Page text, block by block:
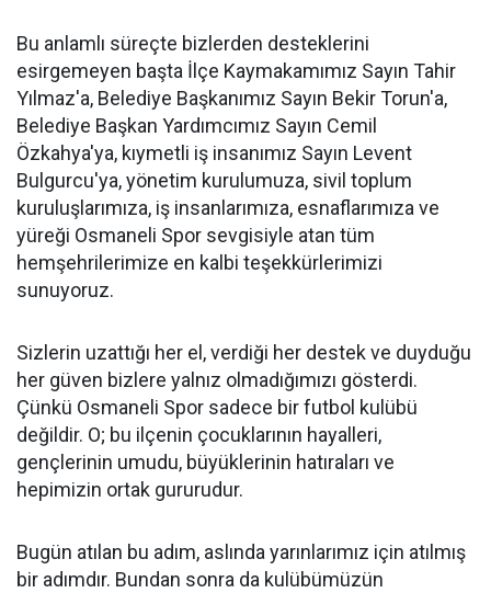
Bu anlamlı süreçte bizlerden desteklerini
esirgemeyen başta İlçe Kaymakamımız Sayın Tahir
Yılmaz'a, Belediye Başkanımız Sayın Bekir Torun'a,
Belediye Başkan Yardımcımız Sayın Cemil
Özkahya'ya, kıymetli iş insanımız Sayın Levent
Bulgurcu'ya, yönetim kurulumuza, sivil toplum
kuruluşlarımıza, iş insanlarımıza, esnaflarımıza ve
yüreği Osmaneli Spor sevgisiyle atan tüm
hemşehrilerimize en kalbi teşekkürlerimizi
sunuyoruz.
Sizlerin uzattığı her el, verdiği her destek ve duyduğu
her güven bizlere yalnız olmadığımızı gösterdi.
Çünkü Osmaneli Spor sadece bir futbol kulübü
değildir. O; bu ilçenin çocuklarının hayalleri,
gençlerinin umudu, büyüklerinin hatıraları ve
hepimizin ortak gururudur.
Bugün atılan bu adım, aslında yarınlarımız için atılmış
bir adımdır. Bundan sonra da kulübümüzün